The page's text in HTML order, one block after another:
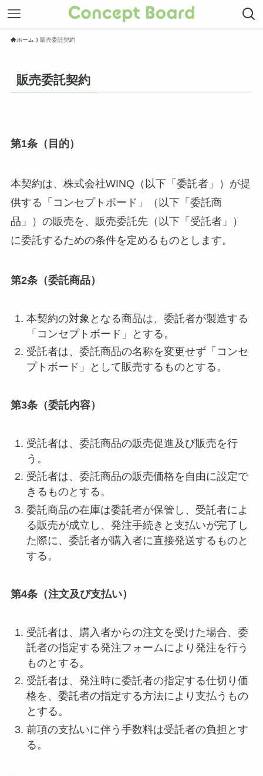
ホーム 販売委託契約
販売委託契約
第1条（目的）
本契約は、株式会社WINQ（以下「委託者」）が提
供する「コンセプトボード」（以下「委託商
品」）の販売を、販売委託先（以下「受託者」）
に委託するための条件を定めるものとします。
第2条（委託商品）
本契約の対象となる商品は、委託者が製造する
「コンセプトボード」とする。
受託者は、委託商品の名称を変更せず「コンセ
プトボード」として販売するものとする。
第3条（委託内容）
受託者は、委託商品の販売促進及び販売を行
う。
受託者は、委託商品の販売価格を自由に設定で
きるものとする。
委託商品の在庫は委託者が保管し、受託者によ
る販売が成立し、発注手続きと支払いが完了し
た際に、委託者が購入者に直接発送するものと
する。
第4条（注文及び支払い）
受託者は、購入者からの注文を受けた場合、委
託者の指定する発注フォームにより発注を行う
ものとする。
受託者は、発注時に委託者の指定する仕切り価
格を、委託者の指定する方法により支払うもの
とする。
前項の支払いに伴う手数料は受託者の負担とす
る。